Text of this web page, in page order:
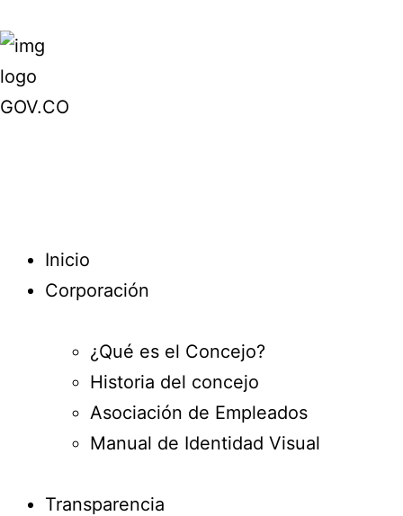
Inicio
Corporación
¿Qué es el Concejo?
Historia del concejo
Asociación de Empleados
Manual de Identidad Visual
Transparencia